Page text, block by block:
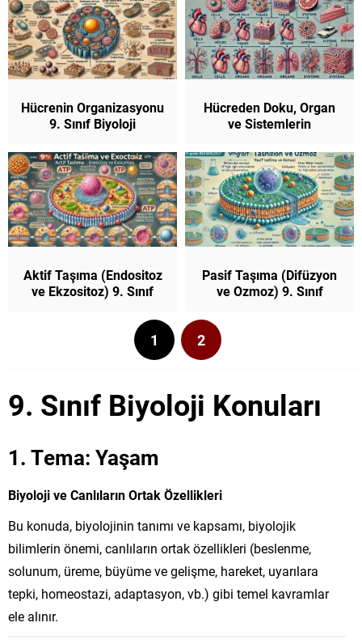
Hücrenin Organizasyonu
9. Sınıf Biyoloji
Hücreden Doku, Organ
ve Sistemlerin
Biyoloji
Aktif Taşıma (Endositoz
ve Ekzositoz) 9. Sınıf
Pasif Taşıma (Difüzyon
ve Ozmoz) 9. Sınıf
1 2
9. Sınıf Biyoloji Konuları
1. Tema: Yaşam
Biyoloji ve Canlıların Ortak Özellikleri
Bu konuda, biyolojinin tanımı ve kapsamı, biyolojik
bilimlerin önemi, canlıların ortak özellikleri (beslenme,
solunum, üreme, büyüme ve gelişme, hareket, uyarılara
tepki, homeostazi, adaptasyon, vb.) gibi temel kavramlar
ele alınır.